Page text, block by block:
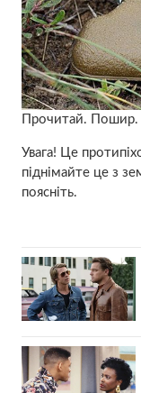
Прочитай.
Увага! Це
піднімайте це з
поясніть.